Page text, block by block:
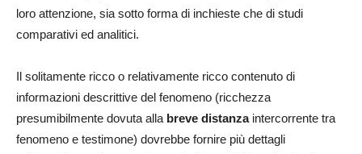
loro attenzione, sia sotto forma di inchieste che di studi
comparativi ed analitici.
Il solitamente ricco o relativamente ricco contenuto di
informazioni descrittive del fenomeno (ricchezza
presumibilmente dovuta alla breve distanzaintercorrente tra
fenomeno e testimone) dovrebbe fornire più dettagli